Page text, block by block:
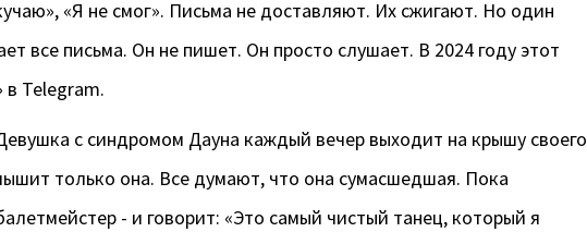
«Я не смог». Письма не доставляют. Их сжигают. Но один
все письма. Он не пишет. Он просто слушает. В 2024 году этот
в Telegram.
с синдромом Дауна каждый вечер выходит на крышу своего
только она. Все думают, что она сумасшедшая. Пока
- и говорит: «Это самый чистый танец, который я